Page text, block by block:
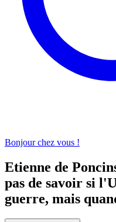
Bonjour chez vous !
Etienne de
pas de savoir si
guerre, mais